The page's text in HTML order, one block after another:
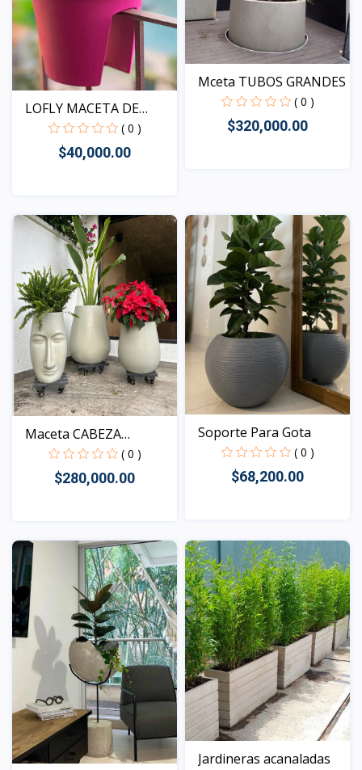
LOFLY MACETA DE
BALCON
( 0 )
$40,000.00
Vista
Mceta TUBOS GRANDES
( 0 )
$320,000.00
Maceta CABEZA
ALARGADA
( 0 )
$280,000.00
Vista
Soporte Para Gota
( 0 )
$68,200.00
Vista
Jardineras acanaladas